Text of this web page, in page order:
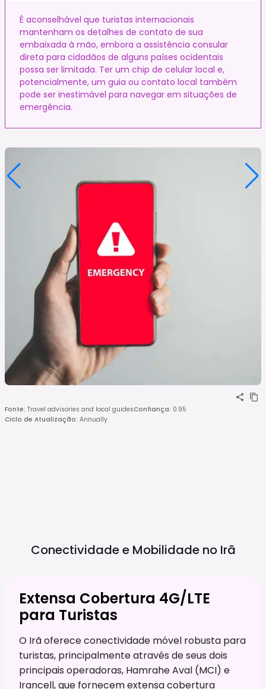
É aconselhável que turistas internacionais
mantenham os detalhes de contato de sua
embaixada à mão, embora a assistência consular
direta para cidadãos de alguns países ocidentais
possa ser limitada. Ter um chip de celular local e,
potencialmente, um guia ou contato local também
pode ser inestimável para navegar em situações de
emergência.
Fonte: Travel advisories and local guidesConfiança: 0.95
Ciclo de Atualização: Annually
Conectividade e Mobilidade no Irã
Extensa Cobertura 4G/LTE
para Turistas
O Irã oferece conectividade móvel robusta para
turistas, principalmente através de seus dois
principais operadoras, Hamrahe Aval (MCI) e
Irancell, que fornecem extensa cobertura